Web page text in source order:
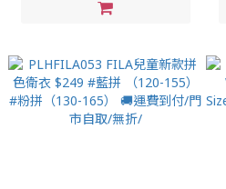
(220/225/230/235/240/245/250/255/260)